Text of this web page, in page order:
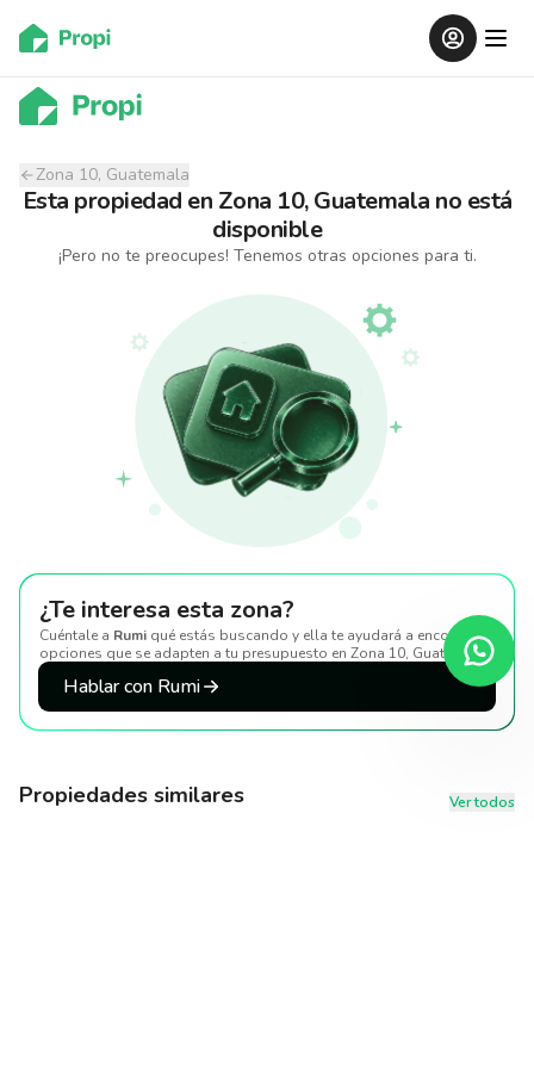
Zona 10, Guatemala
Esta propiedad en Zona 10, Guatemala no está
disponible
¡Pero no te preocupes! Tenemos otras opciones para ti.
¿Te interesa esta zona?
Cuéntale a Rumi qué estás buscando y ella te ayudará a encontrar
opciones que se adapten a tu presupuesto en Zona 10, Guatemala.
Hablar con Rumi
Propiedades similares Ver todos